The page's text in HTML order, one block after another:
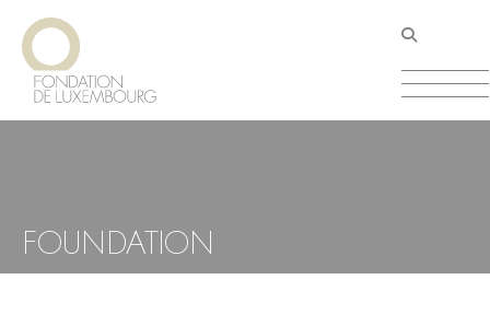
Direkt
zum
Inhalt
FOUNDATION
Cookie-Einstellungen